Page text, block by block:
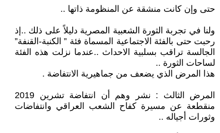
حتى وإن كانت منشقة عن المنظومة ذاتها ..
ولنا في تجربة الثورة الشعبية المصرية دليلاً على ذلك ..إذ
رحبت حتى بالفئة الاجتماعية المسماة فئة ” الكنبة-القنفة”
الجالسة تراقب بسلبية الاحداث ..عندما نزلت هذه الفئة
لساحات الثورة ..
هذا المرض الذي يضعف من جماهيرية الانتفاضة .
المرض الثالث : نشر وهم أن انتفاضة تشرين 2019
منقطعة عن مسيرة كفاح الشعب العراقي وانتفاضات
وثورات أجياله ..